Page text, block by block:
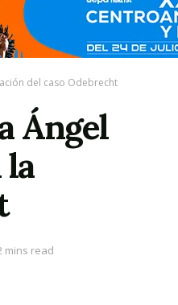
del caso Odebrecht
Ángel
la
mins read